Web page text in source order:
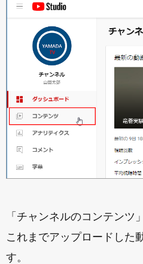
「チャンネルのコンテンツ
これまでアップロードした
す。